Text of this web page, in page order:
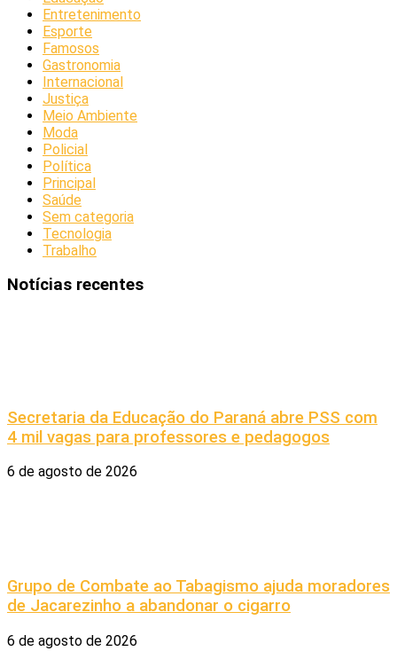
Entretenimento
Esporte
Famosos
Gastronomia
Internacional
Justiça
Meio Ambiente
Moda
Policial
Política
Principal
Saúde
Sem categoria
Tecnologia
Trabalho
Notícias recentes
Secretaria da Educação do Paraná abre PSS com
4 mil vagas para professores e pedagogos
6 de agosto de 2026
Grupo de Combate ao Tabagismo ajuda moradores
de Jacarezinho a abandonar o cigarro
6 de agosto de 2026